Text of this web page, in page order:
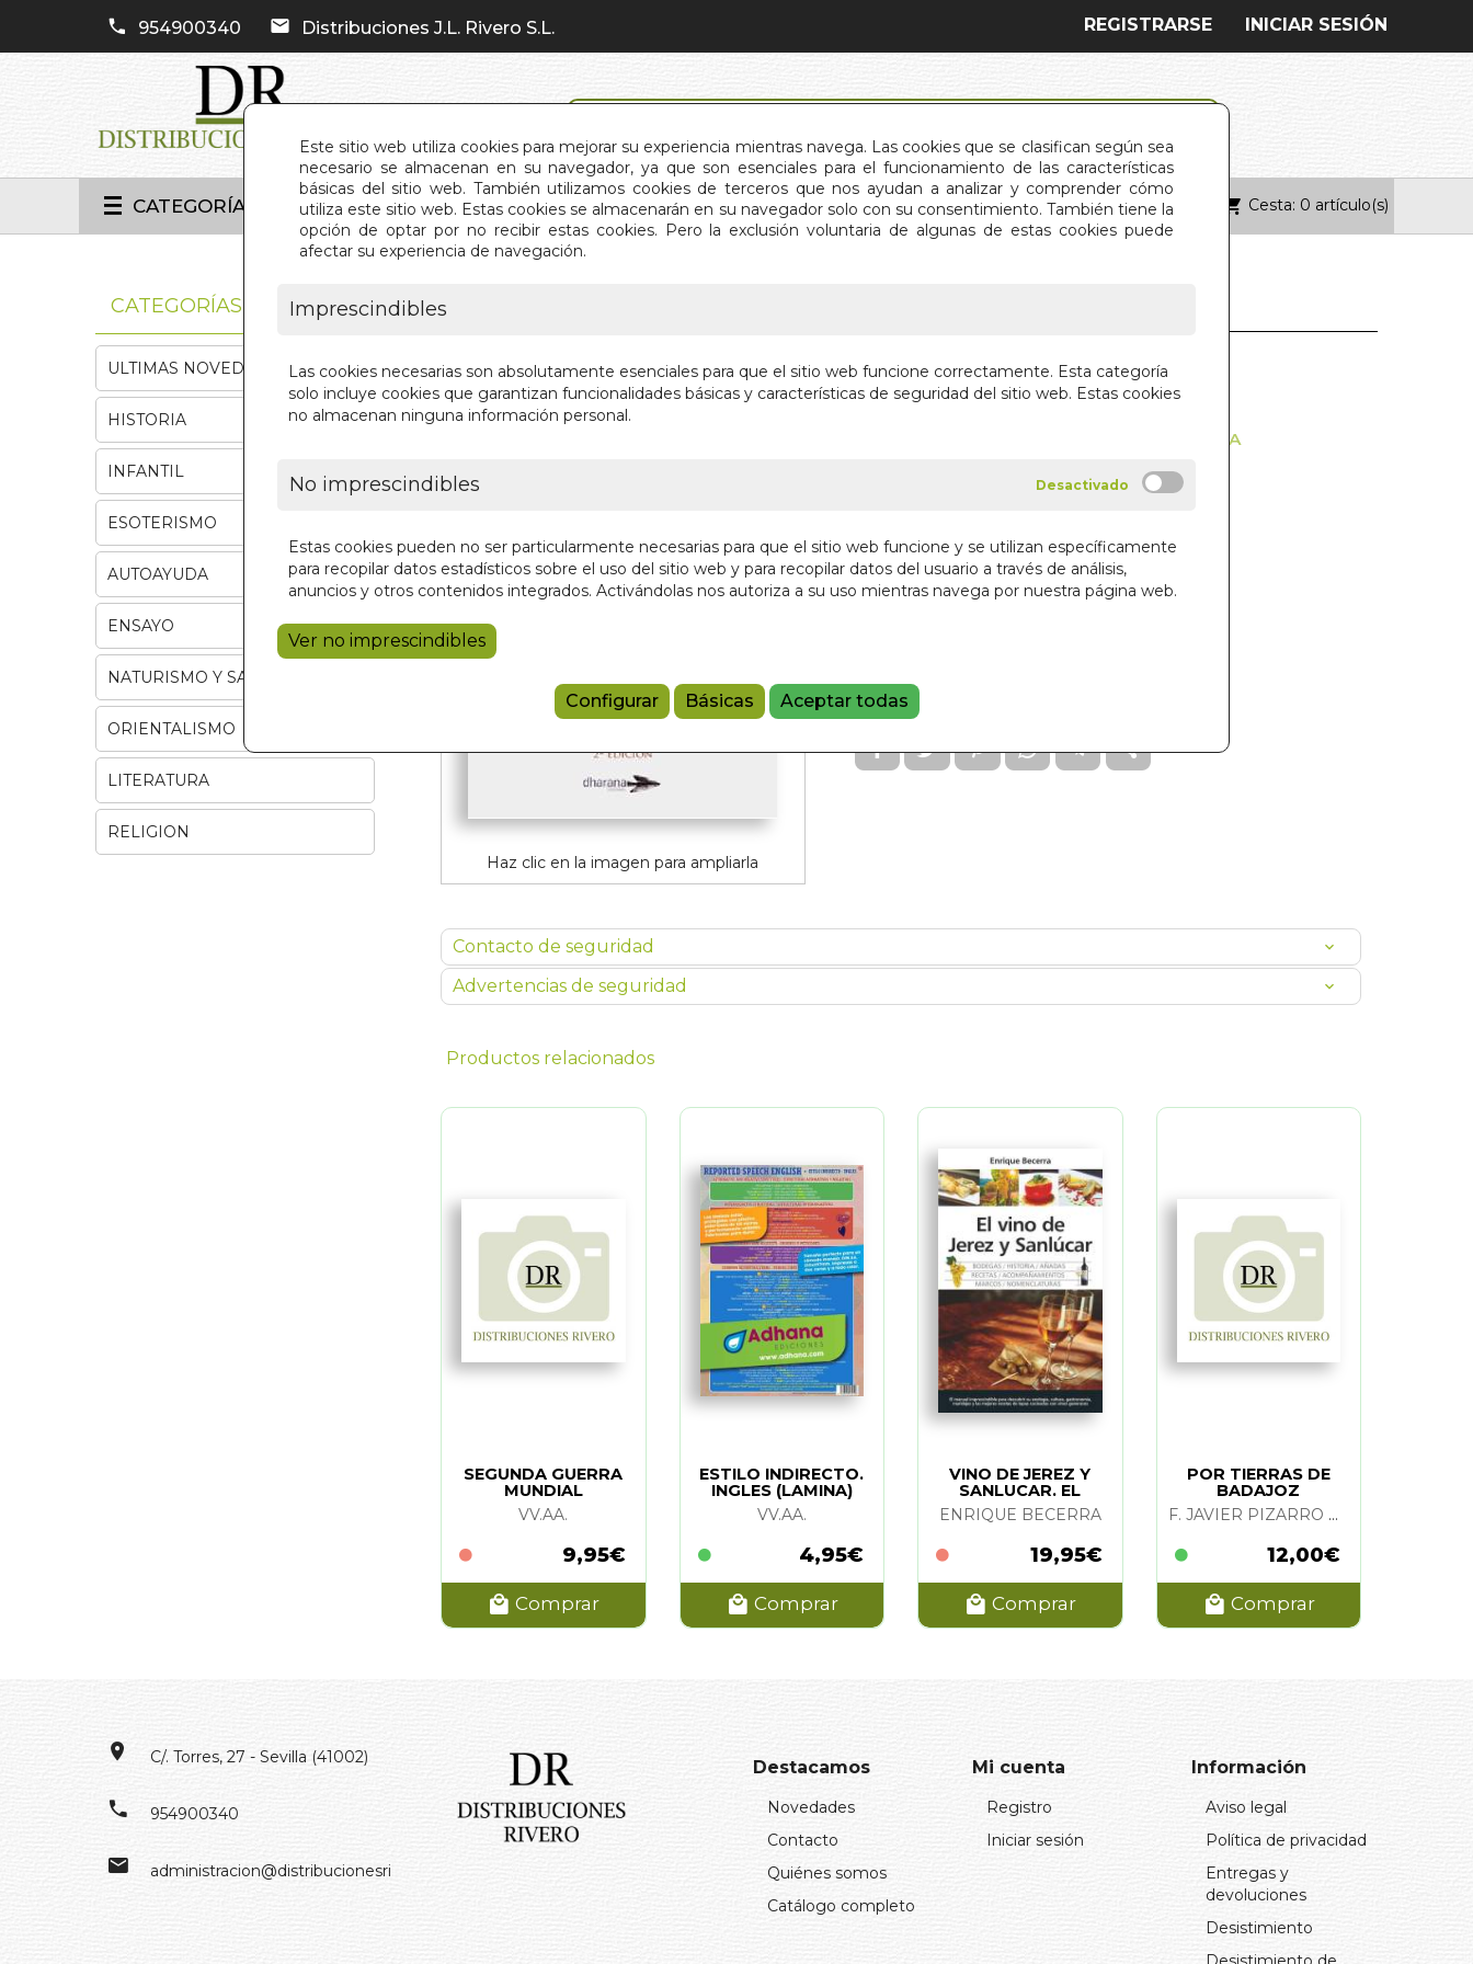
Este sitio web utiliza cookies para mejorar su experiencia mientras navega. Las cookies que se clasifican según sea
necesario se almacenan en su navegador, ya que son esenciales para el funcionamiento de las características
básicas del sitio web. También utilizamos cookies de terceros que nos ayudan a analizar y comprender cómo
utiliza este sitio web. Estas cookies se almacenarán en su navegador solo con su consentimiento. También tiene la
opción de optar por no recibir estas cookies. Pero la exclusión voluntaria de algunas de estas cookies puede
afectar su experiencia de navegación.
Imprescindibles
Las cookies necesarias son absolutamente esenciales para que el sitio web funcione correctamente. Esta categoría
solo incluye cookies que garantizan funcionalidades básicas y características de seguridad del sitio web. Estas cookies
no almacenan ninguna información personal.
No imprescindibles
Estas cookies pueden no ser particularmente necesarias para que el sitio web funcione y se utilizan específicamente
para recopilar datos estadísticos sobre el uso del sitio web y para recopilar datos del usuario a través de análisis,
anuncios y otros contenidos integrados. Activándolas nos autoriza a su uso mientras navega por nuestra página web.
Ver no imprescindibles
Configurar Básicas Aceptar todas
954900340 Distribuciones J.L. Rivero S.L. INICIAR SESIÓN
REGISTRARSE
CATEGORÍAS INICIO QUIÉNES SOMOS CONTACTO Cesta: 0 artículo(s)
Haz clic en la imagen para ampliarla
ABOGADOS AUTO-
RESPONSABLES (N/E)
UNA NUEVA CONSCIENCIA DE LA ABOGACIA
16,00 €
9791399026306
Contacto de seguridad
Advertencias de seguridad
Productos relacionados
SEGUNDA GUERRA
MUNDIAL
VV.AA.
9,95€
Comprar
ESTILO INDIRECTO.
INGLES (LAMINA)
VV.AA.
4,95€
Comprar
VINO DE JEREZ Y
SANLUCAR. EL
ENRIQUE BECERRA
19,95€
Comprar
POR TIERRAS DE
BADAJOZ
F. JAVIER PIZARRO GOMEZ
12,00€
Comprar
CATEGORÍAS
ULTIMAS NOVEDADES
HISTORIA
INFANTIL
ESOTERISMO
AUTOAYUDA
ENSAYO
NATURISMO Y SALUD
ORIENTALISMO
LITERATURA
RELIGION
C/. Torres, 27 - Sevilla (41002)
954900340
administracion@distribucionesrivero.es
Destacamos
Novedades
Contacto
Quiénes somos
Catálogo completo
Mi cuenta
Registro
Iniciar sesión
Información
Aviso legal
Política de privacidad
Entregas y
devoluciones
Desistimiento